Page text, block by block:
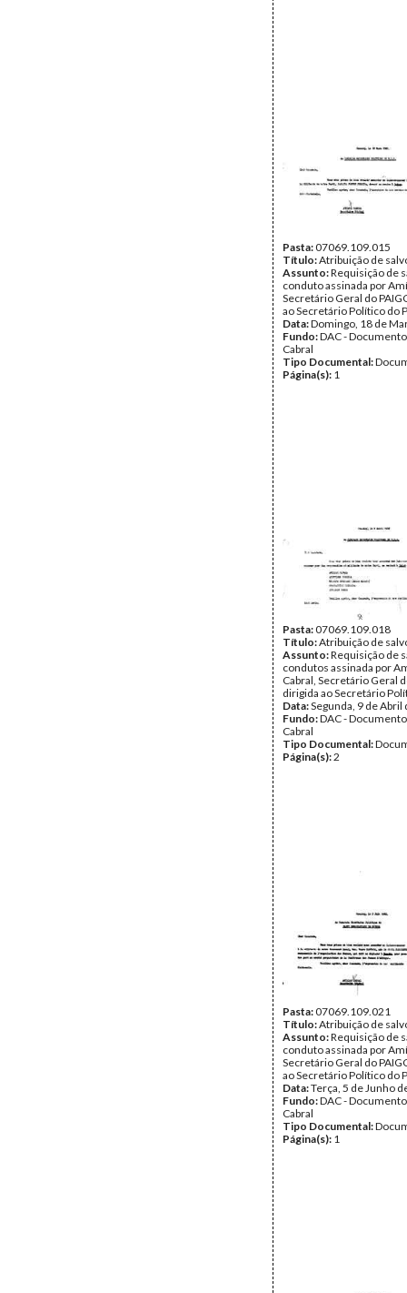
Pasta:07069.109.015
Título:Atribuição de
Assunto:Requisição de
conduto assinada por
Secretário Geral do
ao Secretário Político do
Data:Domingo, 18 de
Fundo:DAC -
Cabral
Tipo Documental:
Página(s): 1
Pasta:07069.109.018
Título:Atribuição de
Assunto:Requisição de
condutos assinada por
Cabral, Secretário Geral
dirigida ao Secretário
Data:Segunda, 9 de Abril
Fundo:DAC -
Cabral
Tipo Documental:
Página(s):2
Pasta:07069.109.021
Título:Atribuição de
Assunto:Requisição de
conduto assinada por
Secretário Geral do
ao Secretário Político do
Data:Terça, 5 de Junho
Fundo:DAC -
Cabral
Tipo Documental:
Página(s): 1